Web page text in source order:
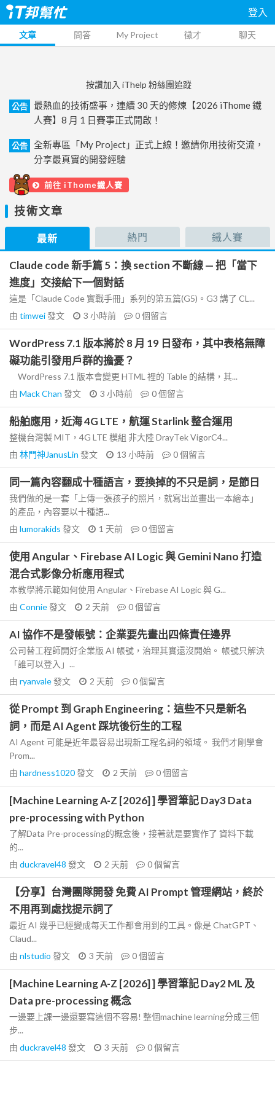
登入
文章 問答 My Project 徵才 聊天
按讚加入 iThelp 粉絲團追蹤
公告
最熱血的技術盛事，連續 30 天的修煉【2026 iThome 鐵
人賽】8 月 1 日賽事正式開啟！
公告
全新專區「My Project」正式上線！邀請你用技術交流，
分享最真實的開發經驗
前往 iThome鐵人賽
技術文章
最新 熱門 鐵人賽
Claude code 新手篇 5：換 section 不斷線 — 把「當下
進度」交接給下一個對話
這是「Claude Code 實戰手冊」系列的第五篇(G5)。G3 講了 CL...
由 timwei發文 3 小時前 0個留言
WordPress 7.1 版本將於 8 月 19 日發布，其中表格無障
礙功能引發用戶群的擔憂？
WordPress 7.1 版本會變更 HTML 裡的 Table 的結構，其...
由 Mack Chan 發文 3 小時前 0個留言
船舶應用，近海 4G LTE，航運 Starlink 整合運用
整機台灣製 MIT，4G LTE 模組 非大陸 DrayTek VigorC4...
由 林門神JanusLin 發文 13 小時前 0個留言
同一篇內容翻成十種語言，要換掉的不只是詞，是節日
我們做的是一套「上傳一張孩子的照片，就寫出並畫出一本繪本」
的產品，內容要以十種語...
由 lumorakids 發文 1 天前 0個留言
使用 Angular、Firebase AI Logic 與 Gemini Nano 打造
混合式影像分析應用程式
本教學將示範如何使用 Angular、Firebase AI Logic 與 G...
由 Connie發文 2 天前 0個留言
AI 協作不是發帳號：企業要先畫出四條責任邊界
公司替工程師開好企業版 AI 帳號，治理其實還沒開始。 帳號只解決
「誰可以登入」...
由 ryanvale發文 2 天前 0個留言
從 Prompt 到 Graph Engineering：這些不只是新名
詞，而是 AI Agent 踩坑後衍生的工程
AI Agent 可能是近年最容易出現新工程名詞的領域。 我們才剛學會
Prom...
由 hardness1020發文 2 天前 0個留言
[Machine Learning A-Z [2026] ] 學習筆記 Day3 Data
pre-processing with Python
了解Data Pre-processing的概念後，接著就是要實作了 資料下載
的...
由 duckravel48 發文 2 天前 0個留言
【分享】台灣團隊開發 免費 AI Prompt 管理網站，終於
不用再到處找提示詞了
最近 AI 幾乎已經變成每天工作都會用到的工具。像是 ChatGPT、
Claud...
由 nlstudio 發文 3 天前 0個留言
[Machine Learning A-Z [2026] ] 學習筆記 Day2 ML 及
Data pre-processing 概念
一邊要上課一邊還要寫這個不容易! 整個machine learning分成三個
步...
由 duckravel48 發文 3 天前 0個留言